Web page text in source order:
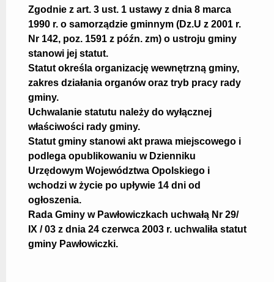
kadencji 2006-2010
kadencji 2010-2014
kadencji 2014-2018
kadencji 2018-2023 z wykazami
Podatki i opłaty
Opinie RIO
Sprawozdania
Oświadczenia majątkowe
Majątek Gminy
Stan mienia komunalnego
Jednostki organizacyjne
Zespoły Szkolno – Przedszkolne
Szkoły Podstawowe
Zespoły Gimnazjalno – Szkolno – Przedszkolne
Biblioteki
Gminny Zespół Ekonomiczno – Administracyjny Szkół W
Pawłowiczkach
Gminny Ośrodek Pomocy Społecznej
Załatw sprawę
Wniosek o przyznanie prawa pomocy w postępowaniu
przed sądami administracyjnymi
Działalność Lobbingowa
Zgodnie z art. 3 ust. 1 ustawy z dnia 8 marca
1990 r. o samorządzie gminnym (Dz.U z 2001 r.
Nr 142, poz. 1591 z późn. zm) o ustroju gminy
stanowi jej statut.
Statut określa organizację wewnętrzną gminy,
zakres działania organów oraz tryb pracy rady
gminy.
Uchwalanie statutu należy do wyłącznej
właściwości rady gminy.
Statut gminy stanowi akt prawa miejscowego i
podlega opublikowaniu w Dzienniku
Urzędowym Województwa Opolskiego i
wchodzi w życie po upływie 14 dni od
ogłoszenia.
Rada Gminy w Pawłowiczkach uchwałą Nr 29/
IX / 03 z dnia 24 czerwca 2003 r. uchwaliła statut
gminy Pawłowiczki.